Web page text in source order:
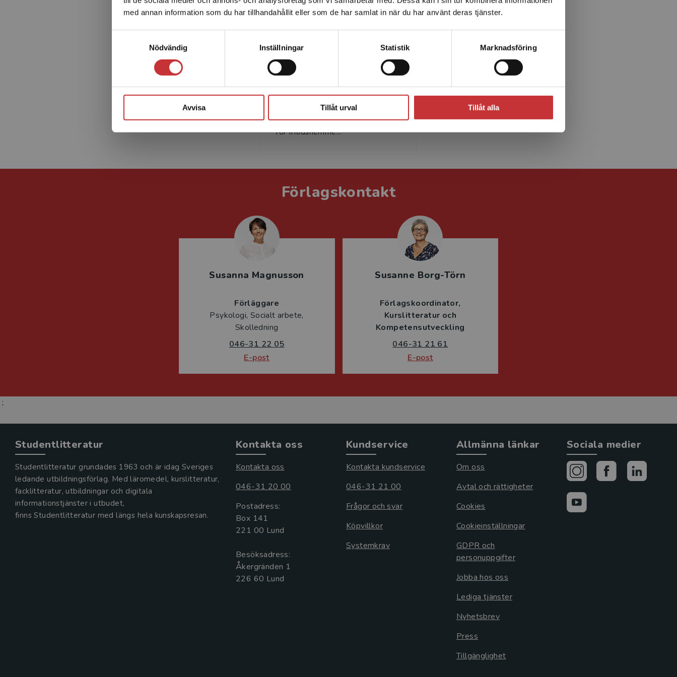
med annan information som du har tillhandahållit eller som de har samlat in när du har använt deras tjänster.
Nödvändig
Inställningar Statistik Marknadsföring
Avvisa Tillåt urval Tillåt alla
leveransadressen vara i Sverige.Läs mer
i didaktik och utbildad lärare med
inriktning mot språk och
språkutveckling. Hennes forskning
rör fritidshemme...
Förlagskontakt
Susanna Magnusson
Förläggare
Psykologi, Socialt arbete,
Skolledning
046-31 22 05
E-post
Susanne Borg-Törn
Förlagskoordinator
Kurslitteratur och
Kompetensutveckling
046-31 21 61
E-post
;
Studentlitteratur
Studentlitteratur grundades 1963 och är idag Sveriges
ledande utbildningsförlag. Med läromedel, kurslitteratur,
facklitteratur, utbildningar och digitala
informationstjänster i utbudet,
finns Studentlitteratur med längs hela kunskapsresan.
Kontakta oss
Kontakta oss
046-31 20 00
Postadress:
Box 141
221 00 Lund
Besöksadress:
Åkergränden 1
Kundservice
Kontakta kundservice
046-31 21 00
Frågor och svar
Köpvillkor
Systemkrav
Allmänna länkar
Om oss
Avtal och rättigheter
Cookies
Cookieinställningar
GDPR och
personuppgifter
Jobba hos oss
Lediga tjänster
Nyhetsbrev
Press
Tillgänglighet
Sociala medier